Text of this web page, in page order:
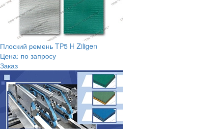
Плоский ремень TP5 H Ziligen
Цена: по запросу
Заказ